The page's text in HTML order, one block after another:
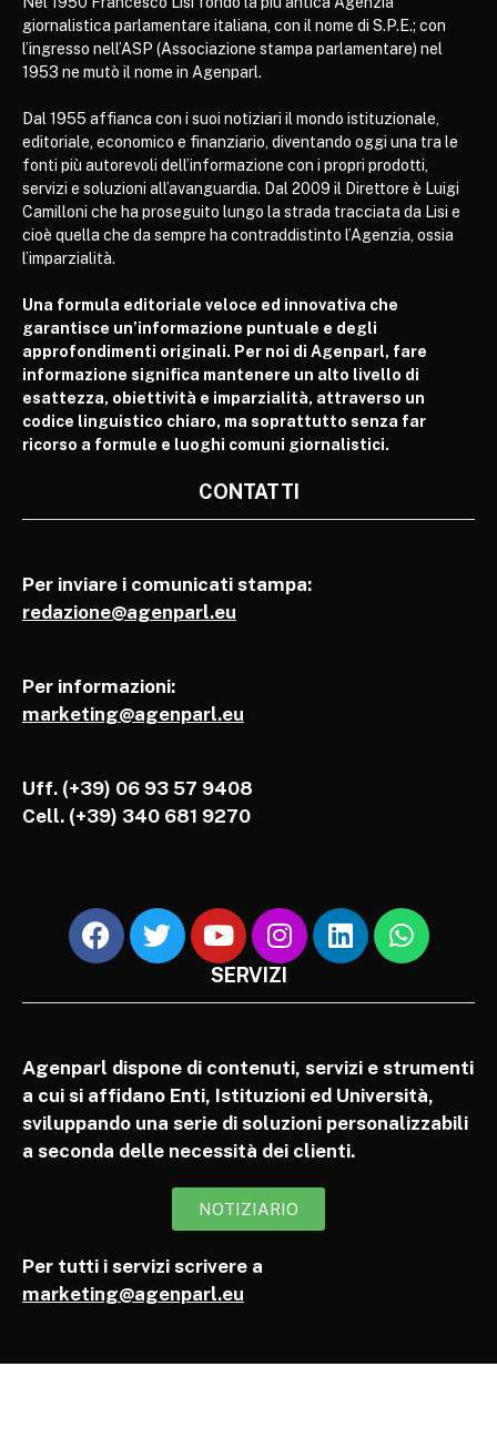
giornalistica parlamentare italiana, con il nome di S.P.E.; con
l’ingresso nell’ASP (Associazione stampa parlamentare) nel
1953 ne mutò il nome in Agenparl.
Dal 1955 affianca con i suoi notiziari il mondo istituzionale,
editoriale, economico e finanziario, diventando oggi una tra le
fonti più autorevoli dell’informazione con i propri prodotti,
servizi e soluzioni all’avanguardia. Dal 2009 il Direttore è Luigi
Camilloni che ha proseguito lungo la strada tracciata da Lisi e
cioè quella che da sempre ha contraddistinto l’Agenzia, ossia
l’imparzialità.
Una formula editoriale veloce ed innovativa che
garantisce un’informazione puntuale e degli
approfondimenti originali. Per noi di Agenparl, fare
informazione significa mantenere un alto livello di
esattezza, obiettività e imparzialità, attraverso un
codice linguistico chiaro, ma soprattutto senza far
ricorso a formule e luoghi comuni giornalistici.
CONTATTI
Per inviare i comunicati stampa:
redazione@agenparl.eu
Per informazioni:
marketing@agenparl.eu
Uff. (+39) 06 93 57 9408
Cell. (+39) 340 681 9270
SERVIZI
Agenparl dispone di contenuti, servizi e strumenti
a cui si affidano Enti, Istituzioni ed Università,
sviluppando una serie di soluzioni personalizzabili
a seconda delle necessità dei clienti.
NOTIZIARIO
Per tutti i servizi scrivere a
marketing@agenparl.eu